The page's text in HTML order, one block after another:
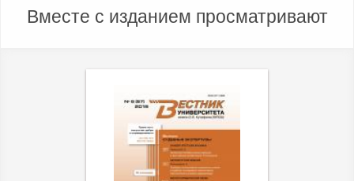
Вместе с изданием просматривают